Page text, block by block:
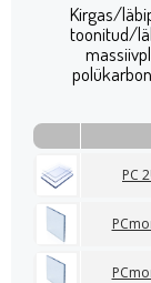
Kirgas/
toonitud/
PC